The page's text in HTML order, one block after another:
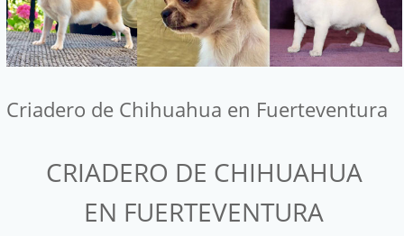
Criadero de Chihuahua en Fuerteventura
CRIADERO DE CHIHUAHUA
EN FUERTEVENTURA